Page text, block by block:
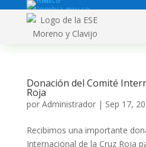
Donación del Comité
Roja
por Administrador| Sep 17,
Recibimos una importante
Internacional de la Cruz Roja